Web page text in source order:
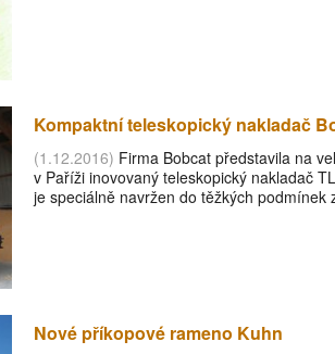
Kompaktní teleskopický nakladač
(1.12.2016) Firma Bobcat představila na
v Paříži inovovaný teleskopický nakladač
je speciálně navržen do těžkých podmínek
Nové příkopové rameno Kuhn